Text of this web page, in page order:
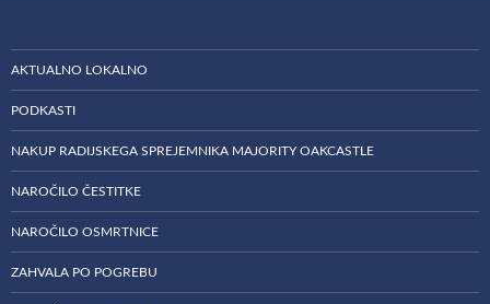
AKTUALNO LOKALNO
PODKASTI
NAKUP RADIJSKEGA SPREJEMNIKA MAJORITY OAKCASTLE
NAROČILO ČESTITKE
NAROČILO OSMRTNICE
ZAHVALA PO POGREBU